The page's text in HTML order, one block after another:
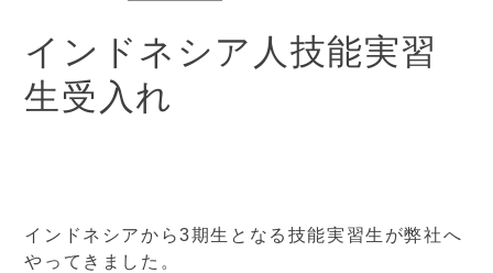
インドネシア人技能実習
生受入れ
インドネシアから3期生となる技能実習生が弊社へ
やってきました。